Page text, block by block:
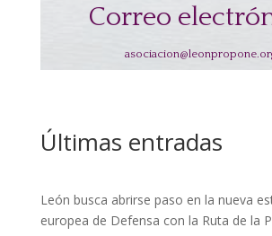
Correo
Últimas entradas
León busca abrirse paso en la nueva
europea de Defensa con la Ruta de la